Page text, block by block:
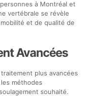
à Montréal et
vertébrale se révèle
et de qualité de
Avancées
plus avancées
méthodes
souhaité.